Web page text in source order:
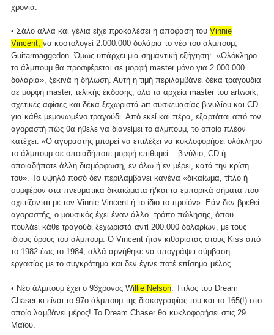
χρονιά.
• Σάλο αλλά και γέλια είχε προκαλέσει η απόφαση του Vinnie
Vincent, να κοστολογεί 2.000.000 δολάρια το νέο του άλμπουμ,
Guitarmaggedon. Όμως υπάρχει μια σημαντική εξήγηση: «Ολόκληρο
το άλμπουμ θα προσφέρεται σε μορφή master μόνο για 2.000.000
δολάρια», ξεκινά η δήλωση. Αυτή η τιμή περιλαμβάνει δέκα τραγούδια
σε μορφή master, τελικής έκδοσης, όλα τα αρχεία master του artwork,
σχετικές αφίσες και δέκα ξεχωριστά art συσκευασίας βινυλίου και CD
για κάθε μεμονωμένο τραγούδι. Από εκεί και πέρα, εξαρτάται από τον
αγοραστή πώς θα ήθελε να διανείμει το άλμπουμ, το οποίο πλέον
κατέχει. «Ο αγοραστής μπορεί να επιλέξει να κυκλοφορήσει ολόκληρο
το άλμπουμ σε οποιαδήποτε μορφή επιθυμεί... βινύλιο, CD ή
οποιαδήποτε άλλη διαμόρφωση, εν όλω ή εν μέρει, κατά την κρίση
του». Το υψηλό ποσό δεν περιλαμβάνει κανένα «δικαίωμα, τίτλο ή
συμφέρον στα πνευματικά δικαιώματα ή/και τα εμπορικά σήματα που
σχετίζονται με τον Vinnie Vincent ή το ίδιο το προϊόν». Εάν δεν βρεθεί
αγοραστής, ο μουσικός έχει έναν άλλο τρόπο πώλησης, όπου
πουλάει κάθε τραγούδι ξεχωριστά αντί 200.000 δολαρίων, με τους
ίδιους όρους του άλμπουμ. Ο Vincent ήταν κιθαρίστας στους Kiss από
το 1982 έως το 1984, αλλά αρνήθηκε να υπογράψει σύμβαση
εργασίας με το συγκρότημα και δεν έγινε ποτέ επίσημα μέλος.
• Νέο άλμπουμ έχει ο 93χρονος Willie Nelson . Τίτλος του Dream
Chaser κι είναι το 97ο άλμπουμ της δισκογραφίας του και το 165(!) στο
οποίο λαμβάνει μέρος! Το Dream Chaser θα κυκλοφορήσει στις 29
Μαϊου.